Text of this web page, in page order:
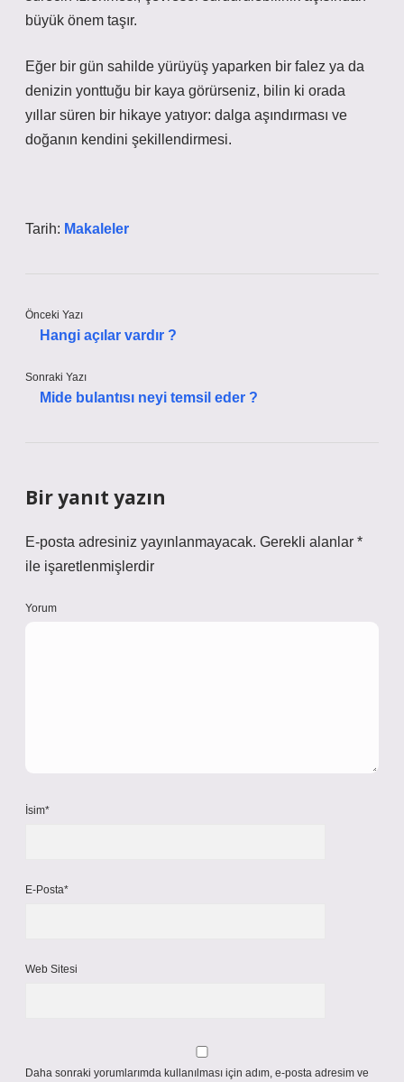
büyük önem taşır.
Eğer bir gün sahilde yürüyüş yaparken bir falez ya da
denizin yonttuğu bir kaya görürseniz, bilin ki orada
yıllar süren bir hikaye yatıyor: dalga aşındırması ve
doğanın kendini şekillendirmesi.
Tarih: Makaleler
Önceki Yazı
Hangi açılar vardır ?
Sonraki Yazı
Mide bulantısı neyi temsil eder ?
Bir yanıt yazın
E-posta adresiniz yayınlanmayacak. Gerekli alanlar *
ile işaretlenmişlerdir
Yorum
İsim*
E-Posta*
Web Sitesi
Daha sonraki yorumlarımda kullanılması için adım, e-posta adresim ve